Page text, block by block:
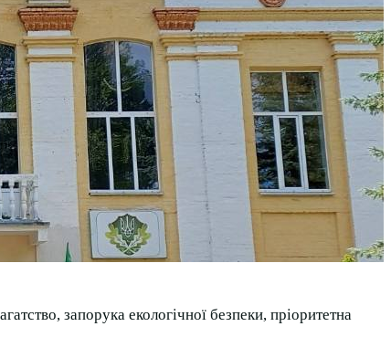
запорука екологічної безпеки, пріоритетна